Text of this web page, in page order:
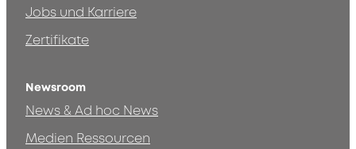
Jobs und Karriere
Zertifikate
Newsroom
News & Ad hoc News
Medien Ressourcen